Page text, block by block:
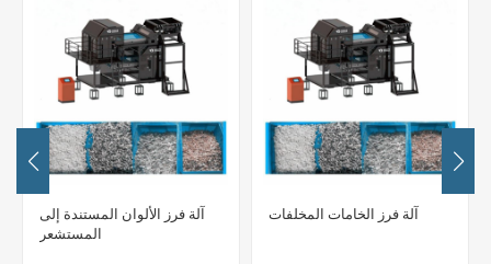
آلة فرز الألوان المستندة إلى
المستشعر
آلة فرز الخامات المخلفات